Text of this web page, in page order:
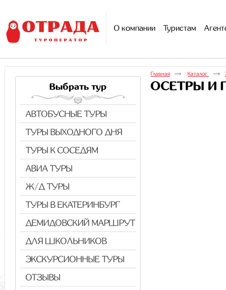
О компании Туристам
Выбрать тур
АВТОБУСНЫЕ ТУРЫ
ТУРЫ ВЫХОДНОГО ДНЯ
ТУРЫ К СОСЕДЯМ
АВИА ТУРЫ
Ж/Д ТУРЫ
ТУРЫ В ЕКАТЕРИНБУРГ
ДЕМИДОВСКИЙ МАРШРУТ
ДЛЯ ШКОЛЬНИКОВ
ЭКСКУРСИОННЫЕ ТУРЫ
ОТЗЫВЫ
Главная Каталог
ОСЕТРЫ И